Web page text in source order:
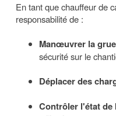
En tant que chauffeur de
responsabilité de :
Manœuvrer la
sécurité sur le
Déplacer des
Contrôler l'état de